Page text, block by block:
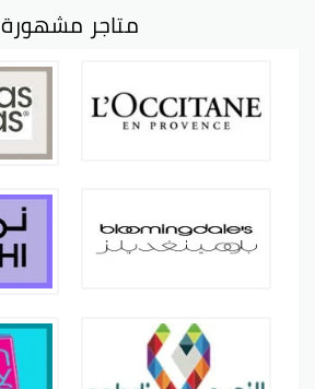
متاجر مشهورة